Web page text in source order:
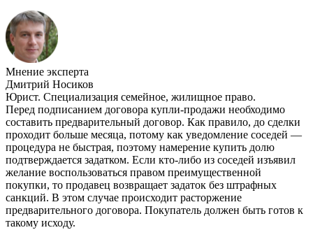
Мнение эксперта
Дмитрий Носиков
Юрист. Специализация семейное, жилищное право.
Перед подписанием договора купли-продажи необходимо
составить предварительный договор. Как правило, до сделки
проходит больше месяца, потому как уведомление соседей —
процедура не быстрая, поэтому намерение купить долю
подтверждается задатком. Если кто-либо из соседей изъявил
желание воспользоваться правом преимущественной
покупки, то продавец возвращает задаток без штрафных
санкций. В этом случае происходит расторжение
предварительного договора. Покупатель должен быть готов к
такому исходу.